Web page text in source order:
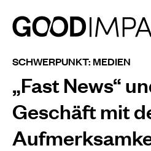
SCHWERPUNKT: MEDIEN
„Fast News“
Geschäft mit